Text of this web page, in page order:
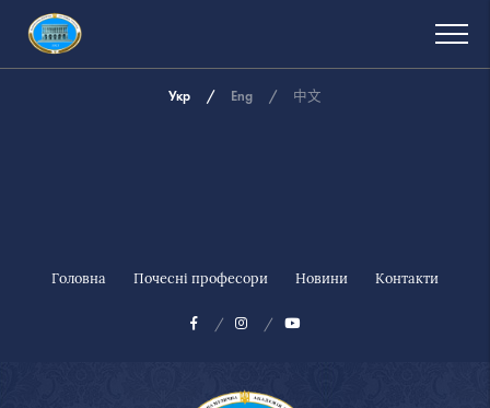
Укр Eng 中文
Головна Почесні професори Новини Контакти